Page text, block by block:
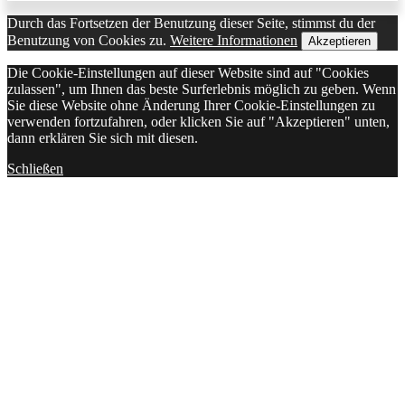
Durch das Fortsetzen der Benutzung dieser Seite, stimmst du der
Benutzung von Cookies zu. Weitere Informationen Akzeptieren
Die Cookie-Einstellungen auf dieser Website sind auf "Cookies
zulassen", um Ihnen das beste Surferlebnis möglich zu geben. Wenn
Sie diese Website ohne Änderung Ihrer Cookie-Einstellungen zu
verwenden fortzufahren, oder klicken Sie auf "Akzeptieren" unten,
dann erklären Sie sich mit diesen.
Schließen